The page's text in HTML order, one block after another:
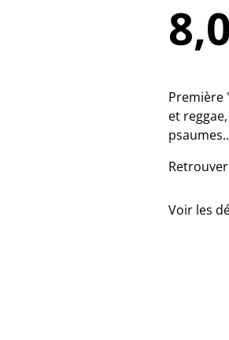
Première
et
Voir les